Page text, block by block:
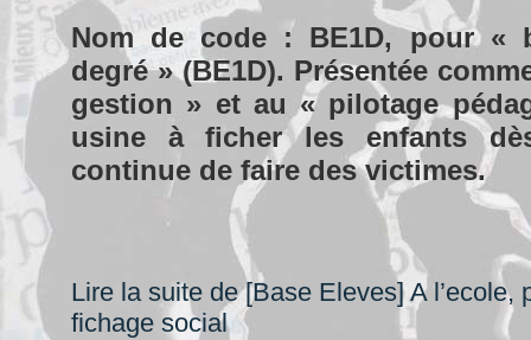
Nom de code : BE1D, pour «
degré » (BE1D). Présentée
gestion » et au « pilotage
usine à ficher les enfants
continue de faire des victimes.
Lire la suite de [Base Eleves] A l’ecole,
fichage social